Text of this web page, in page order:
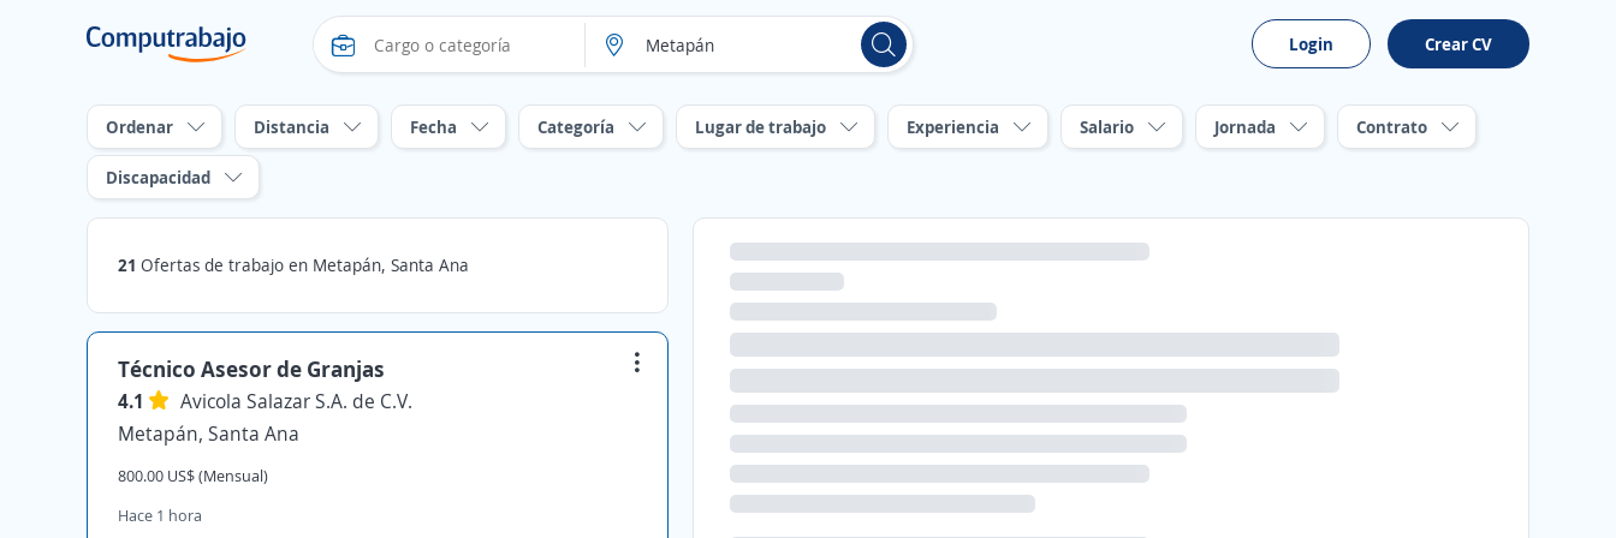
Login Crear CV
Ordenar Distancia Fecha Categoría Lugar de trabajo Experiencia Salario Jornada Contrato
Discapacidad
21 Ofertas de trabajo en Metapán, Santa Ana
Técnico Asesor de Granjas
4.1
Avicola Salazar S.A. de C.V.
Metapán, Santa Ana
800.00 US$ (Mensual)
Hace 1 hora